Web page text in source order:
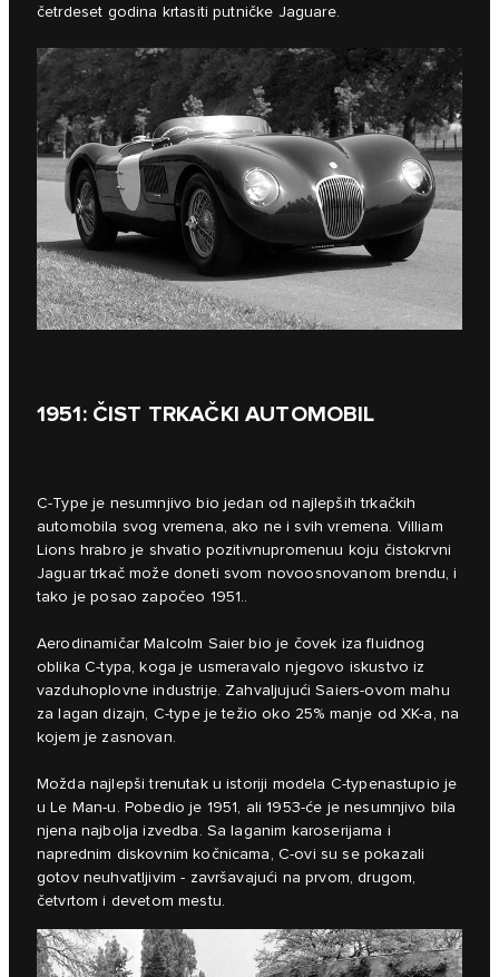
četrdeset godina krtasiti putničke Jaguare.
1951: ČIST TRKAČKI AUTOMOBIL
C-Type je nesumnjivo bio jedan od najlepših trkačkih
automobila svog vremena, ako ne i svih vremena. Villiam
Lions hrabro je shvatio pozitivnupromenuu koju čistokrvni
Jaguar trkač može doneti svom novoosnovanom brendu, i
tako je posao započeo 1951..
Aerodinamičar Malcolm Saier bio je čovek iza fluidnog
oblika C-typa, koga je usmeravalo njegovo iskustvo iz
vazduhoplovne industrije. Zahvaljujući Saiers-ovom mahu
za lagan dizajn, C-type je težio oko 25% manje od XK-a, na
kojem je zasnovan.
Možda najlepši trenutak u istoriji modela C-typenastupio je
u Le Man-u. Pobedio je 1951, ali 1953-će je nesumnjivo bila
njena najbolja izvedba. Sa laganim karoserijama i
naprednim diskovnim kočnicama, C-ovi su se pokazali
gotov neuhvatljivim - završavajući na prvom, drugom,
četvrtom i devetom mestu.